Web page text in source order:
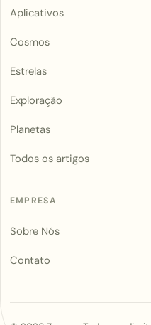
Aplicativos
Cosmos
Estrelas
Exploração
Planetas
Todos os artigos
EMPRESA
Sobre Nós
Contato